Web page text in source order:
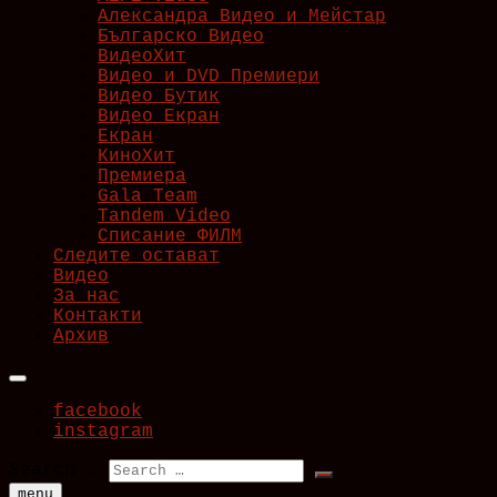
Александра Видео и Мейстар
Българско Видео
ВидеоХит
Видео и DVD Премиери
Видео Бутик
Видео Екран
Екран
КиноХит
Премиера
Gala Team
Tandem Video
Списание ФИЛМ
Следите остават
Видео
За нас
Контакти
Архив
facebook
instagram